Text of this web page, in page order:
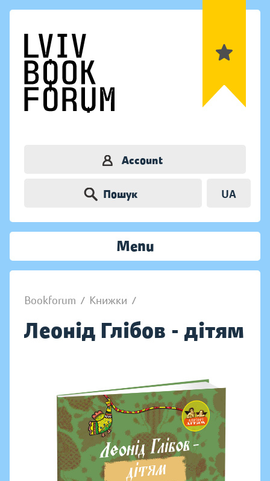
Account
Пошук UA
Menu
Bookforum / Книжки /
Леонід Глібов - дітям